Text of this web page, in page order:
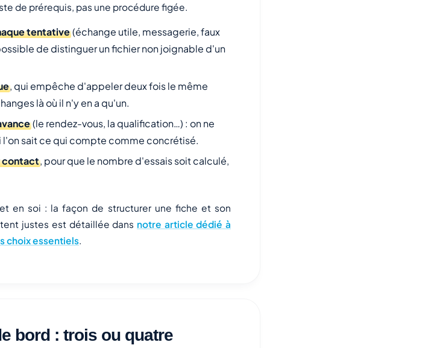
de prérequis, pas une procédure figée.
tentative(échange utile, messagerie, faux
de distinguer un fichier non joignable d'un
, qui empêche d'appeler deux fois le même
là où il n'y en a qu'un.
(le rendez-vous, la qualification…) : on ne
l'on sait ce qui compte comme concrétisé.
contact, pour que le nombre d'essais soit calculé,
en soi : la façon de structurer une fiche et son
justes est détaillée dans notre article dédié à
choix essentiels.
bord : trois ou quatre